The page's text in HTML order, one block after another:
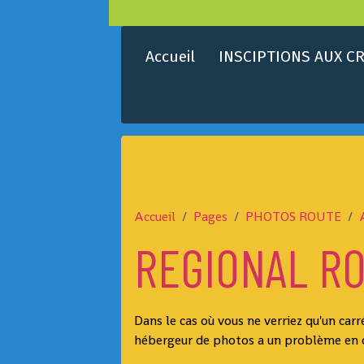
Accueil INSCIPTIONS AUX
Accueil Pages PHOTOS ROUTE
REGIONAL
Dans le cas où vous ne verriez qu'un
hébergeur de photos a un problème